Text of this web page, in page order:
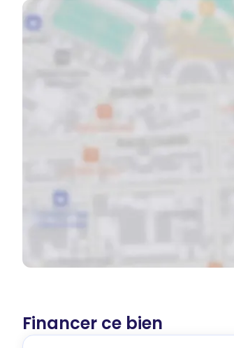
Financer ce bien